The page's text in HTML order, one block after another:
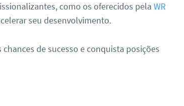
como os oferecidos pela WR
seu desenvolvimento.
de sucesso e conquista posições